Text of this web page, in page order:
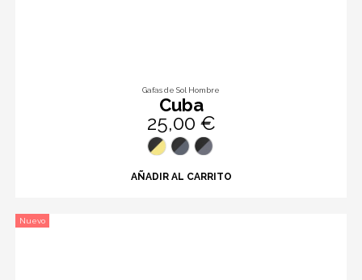
Gafas de Sol Hombre
Cuba
25,00 €
AÑADIR AL CARRITO
Nuevo